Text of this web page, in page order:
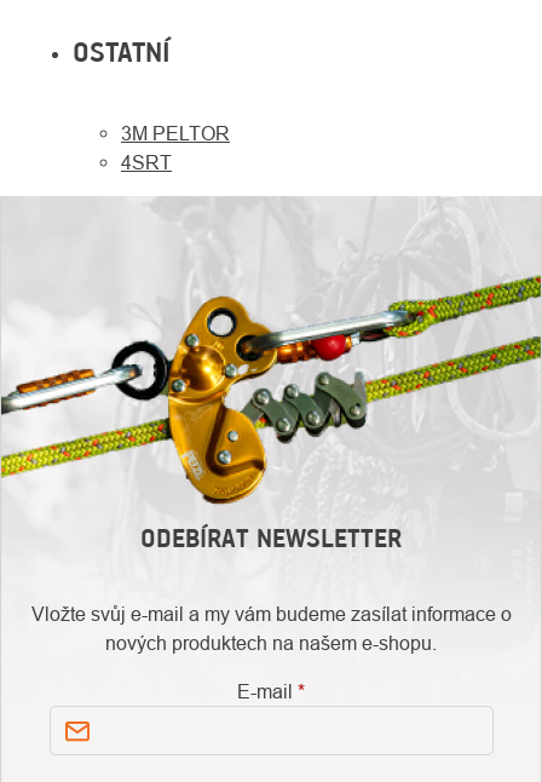
OSTATNÍ
3M PELTOR
4SRT
ODEBÍRAT NEWSLETTER
Vložte svůj e-mail a my vám budeme zasílat informace o
nových produktech na našem e-shopu.
E-mail